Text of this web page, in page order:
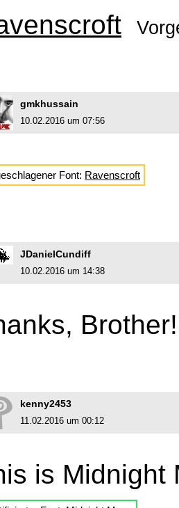
gmkhussain
10.02.2016 um 07:56
Font: Ravenscroft
JDanielCundiff
10.02.2016 um 14:38
Brother!
kenny2453
11.02.2016 um 00:12
is Midnight